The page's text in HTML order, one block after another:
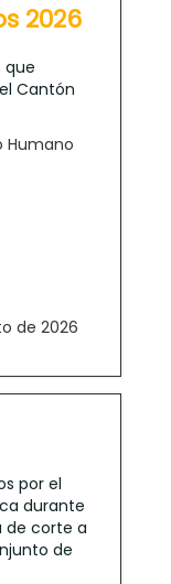
2026
que
Cantón
Humano
de 2026
por el
durante
de corte a
de